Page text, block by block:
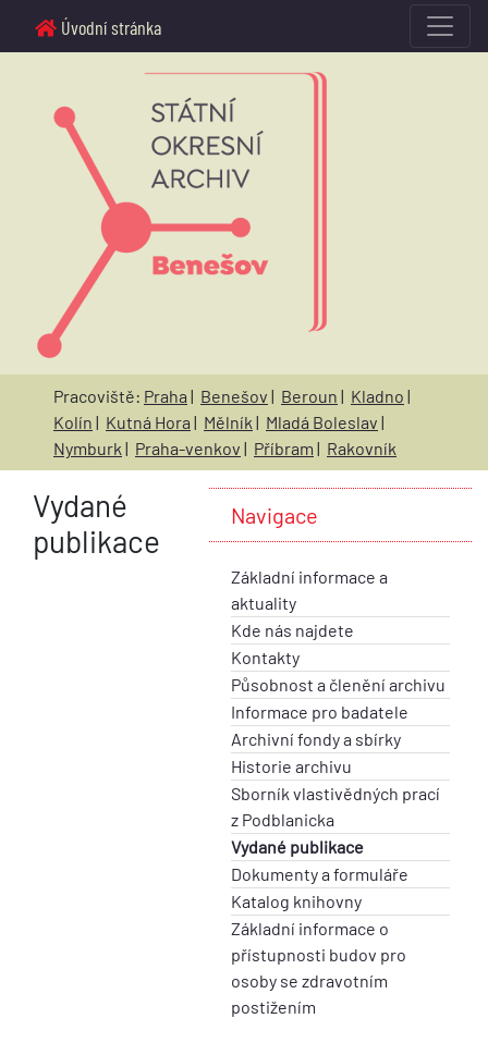
Úvodní stránka
Pracoviště: Praha | Benešov | Beroun | Kladno |
Kolín | Kutná Hora | Mělník | Mladá Boleslav |
Nymburk | Praha-venkov | Příbram | Rakovník
Vydané
publikace
Navigace
Základní informace a
aktuality
Kde nás najdete
Kontakty
Působnost a členění archivu
Informace pro badatele
Archivní fondy a sbírky
Historie archivu
Sborník vlastivědných prací
z Podblanicka
Vydané publikace
Dokumenty a formuláře
Katalog knihovny
Základní informace o
přístupnosti budov pro
osoby se zdravotním
postižením